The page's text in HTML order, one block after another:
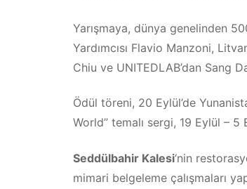
Yarışmaya, dünya genelinden
Yardımcısı Flavio Manzoni,
Chiu ve UNITEDLAB’dan Sang
Ödül töreni, 20 Eylül’de
World” temalı sergi, 19 Eylül –
Seddülbahir Kalesi‘nin
mimari belgeleme çalışmaları